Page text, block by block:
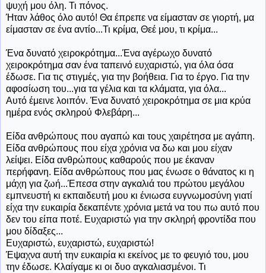
ψυχή μου όλη. Τι πόνος.
Ήταν λάθος όλο αυτό! Θα έπρεπε να είμασταν σε γιορτή, μα
είμασταν σε ένα αντίο...Τι κρίμα, Θεέ μου, τι κρίμα...
Ένα δυνατό χειροκρότημα...Ένα αγέρωχο δυνατό
χειροκρότημα σαν ένα ταπεινό ευχαριστώ, για όλα όσα
έδωσε. Για τις στιγμές, για την βοήθεια. Για το έργο. Για την
αφοσίωση του...για τα γέλια και τα κλάματα, για όλα...
Αυτό έμεινε λοιπόν. Ένα δυνατό χειροκρότημα σε μια κρύα
ημέρα ενός σκληρού Φλεβάρη...
Είδα ανθρώπους που αγαπώ και τους χαιρέτησα με αγάπη.
Είδα ανθρώπους που είχα χρόνια να δω και μου είχαν
λείψει. Είδα ανθρώπους καθαρούς που με έκαναν
περήφανη. Είδα ανθρώπους που μας ένωσε ο θάνατος κι η
μάχη για ζωή...Έπεσα στην αγκαλιά του πρώτου μεγάλου
εμπνευστή κι εκπαιδευτή μου κι ένιωσα ευγνωμοσύνη γιατί
είχα την ευκαιρία δεκαπέντε χρόνια μετά να του πω αυτό που
δεν του είπα ποτέ. Ευχαριστώ για την σκληρή φροντίδα που
μου δίδαξες...
Ευχαριστώ, ευχαριστώ, ευχαριστώ!
Έψαχνα αυτή την ευκαιρία κι εκείνος με το φευγιό του, μου
την έδωσε. Κλαίγαμε κι οι δυο αγκαλιασμένοι. Τι